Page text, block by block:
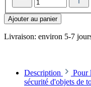
Ajouter au panier
Livraison: environ 5-7
Description
Pour
sécurité d'objets de